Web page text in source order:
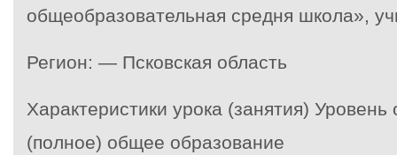
общеобразовательная средня школа»,
Регион: — Псковская область
Характеристики урока (занятия)
(полное) общее образование